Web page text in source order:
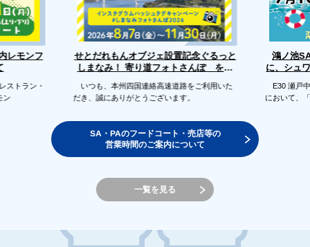
レモンフ
ストラン・
ン
せとだれもんオブジェ設置記念ぐるっと
しまなみ！ 寄り道フォトさんぽ を開
いつも、本州四国連絡高速道路をご利用いた
だき、誠にありがとうございます。
鴻ノ池
に、シュ
E30 瀬戸中
において、
SA・PAのフードコート・売店等の
営業時間のご案内について
一覧を見る